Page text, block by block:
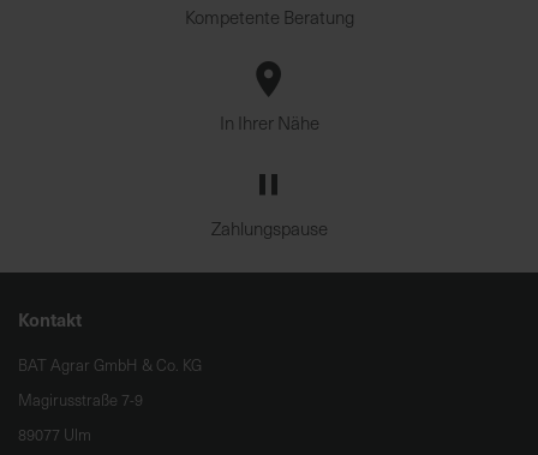
Kompetente Beratung
In Ihrer Nähe
Zahlungspause
Kontakt
BAT Agrar GmbH & Co. KG
Magirusstraße 7-9
89077 Ulm